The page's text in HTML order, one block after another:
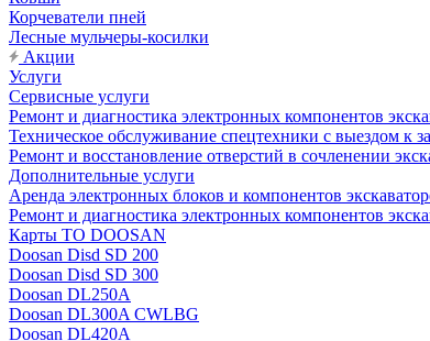
Корчеватели пней
Лесные мульчеры-косилки
Акции
Услуги
Сервисные услуги
Ремонт и диагностика электронных компонентов
Техническое обслуживание спецтехники с выездом к
Ремонт и восстановление отверстий в сочленении
Дополнительные услуги
Аренда электронных блоков и компонентов
Ремонт и диагностика электронных компонентов
Карты ТО DOOSAN
Doosan Disd SD 200
Doosan Disd SD 300
Doosan DL250A
Doosan DL300A CWLBG
Doosan DL420A